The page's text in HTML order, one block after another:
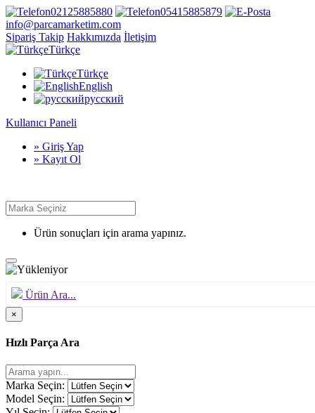
02125885880
05415885879
info@parcamarketim.com
Sipariş Takip Hakkımızda İletişim
Türkçe
Türkçe
English
русский
Kullanıcı Paneli
» Giriş Yap
» Kayıt Ol
Ürün sonuçları için arama yapınız.
Ürün Ara...
×
Hızlı Parça Ara
Marka Seçin:
Model Seçin: